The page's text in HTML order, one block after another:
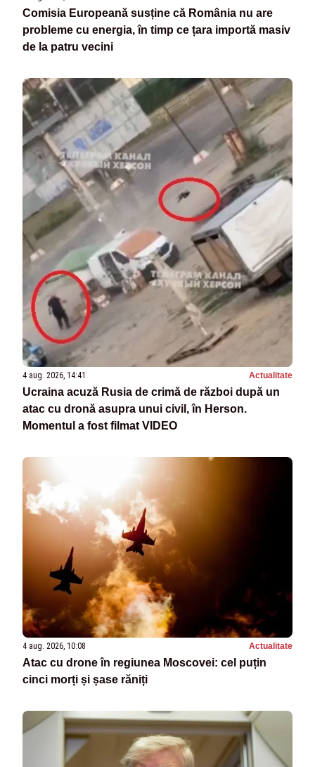
Comisia Europeană susține că România nu are
probleme cu energia, în timp ce țara importă masiv
de la patru vecini
4 aug. 2026, 14:41 Actualitate
Ucraina acuză Rusia de crimă de război după un
atac cu dronă asupra unui civil, în Herson.
Momentul a fost filmat VIDEO
4 aug. 2026, 10:08 Actualitate
Atac cu drone în regiunea Moscovei: cel puțin
cinci morți și șase răniți